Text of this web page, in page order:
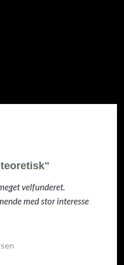
velfunderet.
med stor interesse